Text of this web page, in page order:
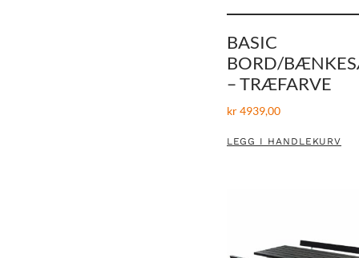
BASIC
BORD/
– TRÆFARVE
kr4939,00
LEGG I HANDLEKURV